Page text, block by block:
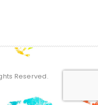
Reserved.